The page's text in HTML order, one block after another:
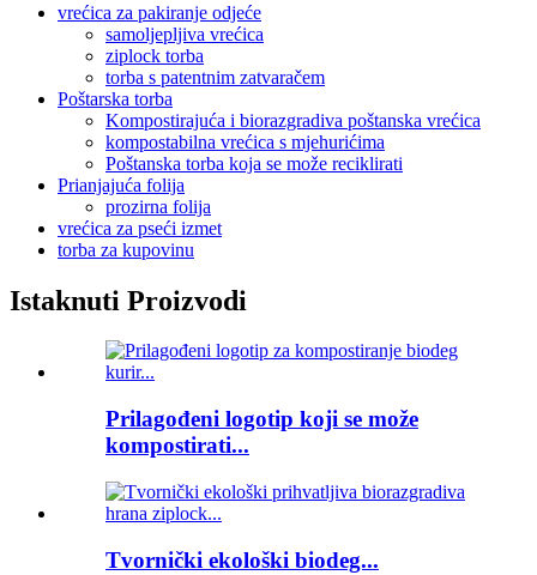
vrećica za pakiranje odjeće
samoljepljiva vrećica
ziplock torba
torba s patentnim zatvaračem
Poštarska torba
Kompostirajuća i biorazgradiva poštanska vrećica
kompostabilna vrećica s mjehurićima
Poštanska torba koja se može reciklirati
Prianjajuća folija
prozirna folija
vrećica za pseći izmet
torba za kupovinu
Istaknuti Proizvodi
Prilagođeni logotip koji se može
kompostirati...
Tvornički ekološki biodeg...